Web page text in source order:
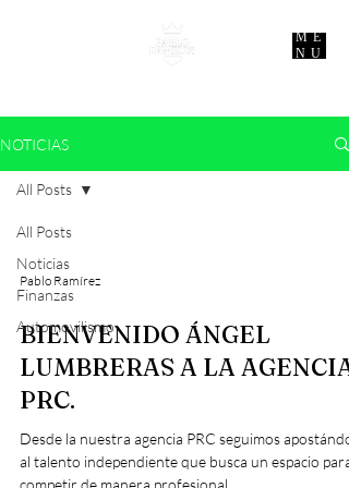
ME
NU
NOTICIAS
All Posts
Noticias
Finanzas
Automovilismo
All Posts
Pablo Ramírez
BIENVENIDO ÁNGEL
LUMBRERAS A LA AGENCIA
PRC.
Desde la nuestra agencia PRC seguimos
al talento independiente que busca un espacio para
competir de manera profesional...